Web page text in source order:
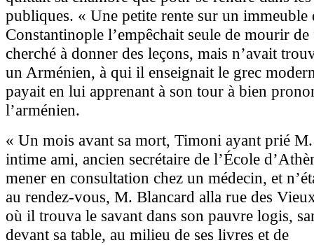
publiques. « Une petite rente sur un immeuble
Constantinople l’empêchait seule de mourir
cherché à donner des leçons, mais n’avait
un Arménien, à qui il enseignait le grec
payait en lui apprenant à son tour à bien
l’arménien.
« Un mois avant sa mort, Timoni ayant prié
intime ami, ancien secrétaire de l’École
mener en consultation chez un médecin, et
au rendez-vous, M. Blancard alla rue des
où il trouva le savant dans son pauvre logis,
devant sa table, au milieu de ses livres et de